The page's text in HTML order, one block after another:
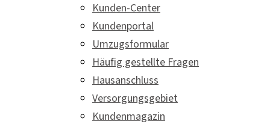
Kunden-Center
Kundenportal
Umzugsformular
Häufig gestellte Fragen
Hausanschluss
Versorgungsgebiet
Kundenmagazin